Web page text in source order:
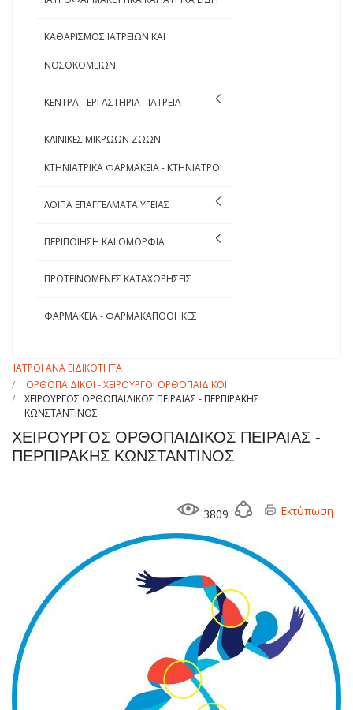
ΚΑΘΑΡΙΣΜΟΣ ΙΑΤΡΕΙΩΝ ΚΑΙ
ΝΟΣΟΚΟΜΕΙΩΝ
ΚΕΝΤΡΑ - ΕΡΓΑΣΤΗΡΙΑ - ΙΑΤΡΕΙΑ
ΚΛΙΝΙΚΕΣ ΜΙΚΡΩΩΝ ΖΩΩΝ -
ΚΤΗΝΙΑΤΡΙΚΑ ΦΑΡΜΑΚΕΙΑ - ΚΤΗΝΙΑΤΡΟΙ
ΛΟΙΠΑ ΕΠΑΓΓΕΛΜΑΤΑ ΥΓΕΙΑΣ
ΠΕΡΙΠΟΙΗΣΗ ΚΑΙ ΟΜΟΡΦΙΑ
ΠΡΟΤΕΙΝΟΜΕΝΕΣ ΚΑΤΑΧΩΡΗΣΕΙΣ
ΦΑΡΜΑΚΕΙΑ - ΦΑΡΜΑΚΑΠΟΘΗΚΕΣ
ΙΑΤΡΟΙ ΑΝΑ ΕΙΔΙΚΟΤΗΤΑ
ΟΡΘΟΠΑΙΔΙΚΟΙ - ΧΕΙΡΟΥΡΓΟΙ ΟΡΘΟΠΑΙΔΙΚΟΙ
ΧΕΙΡΟΥΡΓΟΣ ΟΡΘΟΠΑΙΔΙΚΟΣ ΠΕΙΡΑΙΑΣ - ΠΕΡΠΙΡΑΚΗΣ
ΚΩΝΣΤΑΝΤΙΝΟΣ
ΧΕΙΡΟΥΡΓΟΣ ΟΡΘΟΠΑΙΔΙΚΟΣ ΠΕΙΡΑΙΑΣ -
ΠΕΡΠΙΡΑΚΗΣ ΚΩΝΣΤΑΝΤΙΝΟΣ
3809 Εκτύπωση